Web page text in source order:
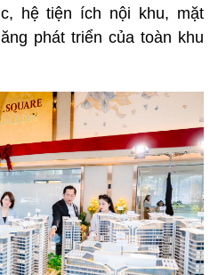
hệ tiện ích nội khu, mặt
phát triển của toàn khu